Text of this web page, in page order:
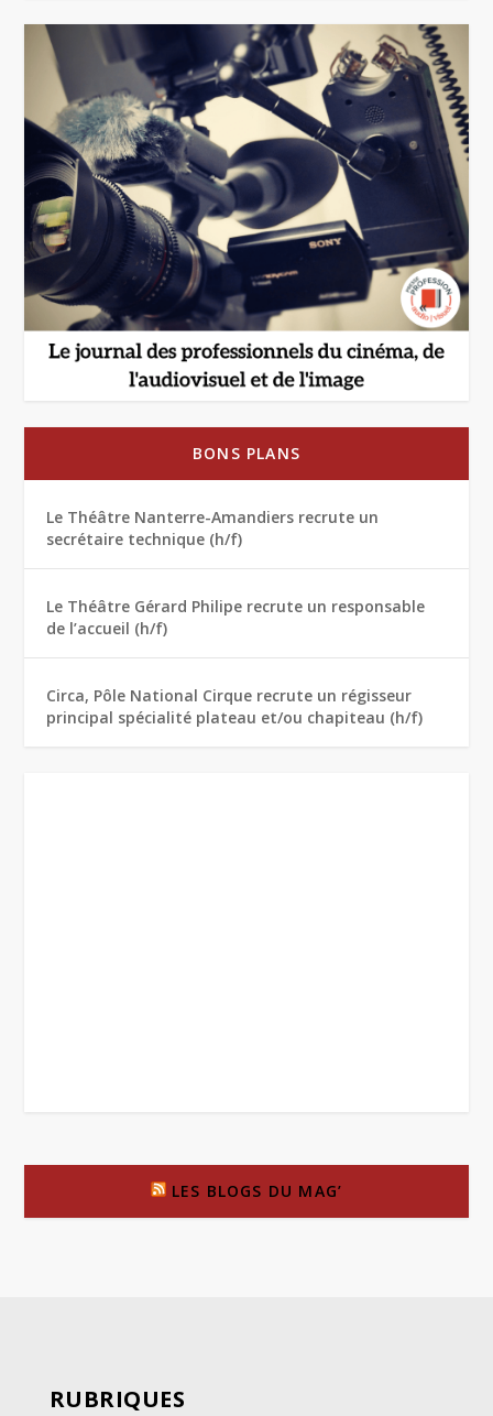
BONS PLANS
Le Théâtre Nanterre-Amandiers recrute un
secrétaire technique (h/f)
Le Théâtre Gérard Philipe recrute un responsable
de l’accueil (h/f)
Circa, Pôle National Cirque recrute un régisseur
principal spécialité plateau et/ou chapiteau (h/f)
LES BLOGS DU MAG’
RUBRIQUES